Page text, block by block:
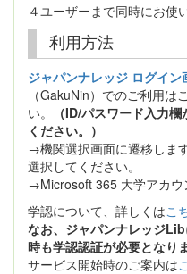
４ユーザーまで同時にお使
利用方法
ジャパンナレッジ ログイン
（GakuNin）でのご利用は
い。
（ID/パスワード入力
ください。）
→機関選択画面に遷移しま
選択してください。
→Microsoft 365 大学アカウ
学認について、詳しくはこ
なお、ジャパンナレッジ
時も学認認証が必要となりま
サービス開始時のご案内は